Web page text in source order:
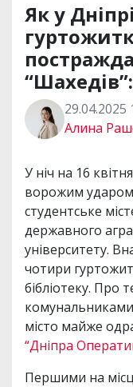
Як у
29.04.2025
Алина
У ніч на 16
ворожим
студентське
державного
університету.
чотири
бібліотеку. Про
місто майже
“Дніпра
Першими на